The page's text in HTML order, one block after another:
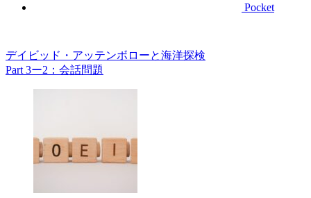
Pocket
デイビッド・アッテンボローと海洋探検
Part 3ー2：会話問題